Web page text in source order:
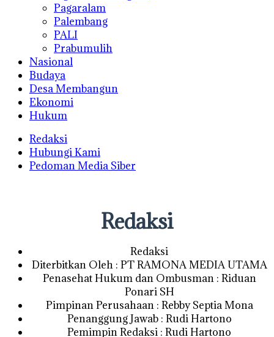
Pagaralam
Palembang
PALI
Prabumulih
Nasional
Budaya
Desa Membangun
Ekonomi
Hukum
Redaksi
Hubungi Kami
Pedoman Media Siber
Redaksi
Redaksi
Diterbitkan Oleh : PT RAMONA MEDIA UTAMA
Penasehat Hukum dan Ombusman : Riduan
Ponari SH
Pimpinan Perusahaan : Rebby Septia Mona
Penanggung Jawab : Rudi Hartono
Pemimpin Redaksi : Rudi Hartono